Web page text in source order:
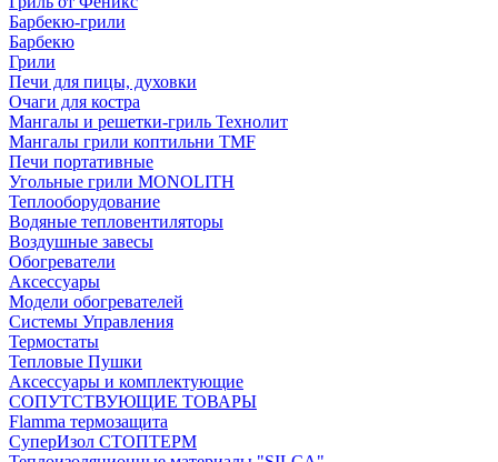
Барбекю-грили
Барбекю
Грили
Печи для пицы, духовки
Очаги для костра
Мангалы и решетки-гриль Технолит
Мангалы грили коптильни TMF
Печи портативные
Угольные грили MONOLITH
Теплооборудование
Водяные тепловентиляторы
Воздушные завесы
Обогреватели
Аксессуары
Модели обогревателей
Системы Управления
Термостаты
Тепловые Пушки
Аксессуары и комплектующие
СОПУТСТВУЮЩИЕ ТОВАРЫ
Flamma термозащита
СуперИзол СТОПТЕРМ